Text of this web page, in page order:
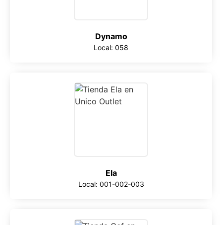
Dynamo
Local: 058
Ela
Local: 001-002-003